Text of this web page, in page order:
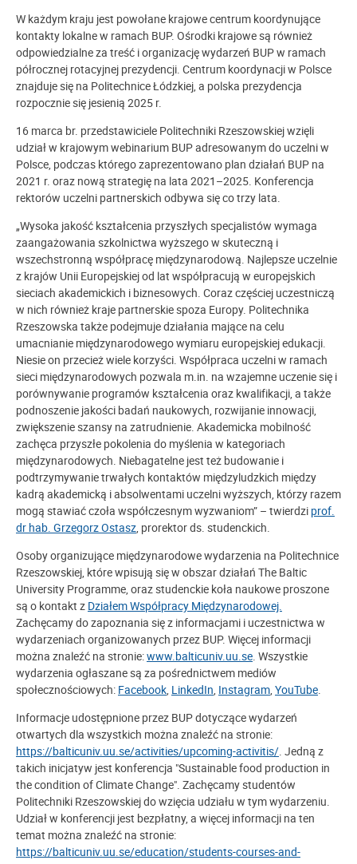
W każdym kraju jest powołane krajowe centrum koordynujące
kontakty lokalne w ramach BUP. Ośrodki krajowe są również
odpowiedzialne za treść i organizację wydarzeń BUP w ramach
półrocznej rotacyjnej prezydencji. Centrum koordynacji w Polsce
znajduje się na Politechnice Łódzkiej, a polska prezydencja
rozpocznie się jesienią 2025 r.
16 marca br. przedstawiciele Politechniki Rzeszowskiej wzięli
udział w krajowym webinarium BUP adresowanym do uczelni w
Polsce, podczas którego zaprezentowano plan działań BUP na
2021 r. oraz nową strategię na lata 2021–2025. Konferencja
rektorów uczelni partnerskich odbywa się co trzy lata.
„Wysoka jakość kształcenia przyszłych specjalistów wymaga
zaangażowania szkolnictwa wyższego w skuteczną i
wszechstronną współpracę międzynarodową. Najlepsze uczelnie
z krajów Unii Europejskiej od lat współpracują w europejskich
sieciach akademickich i biznesowych. Coraz częściej uczestniczą
w nich również kraje partnerskie spoza Europy. Politechnika
Rzeszowska także podejmuje działania mające na celu
umacnianie międzynarodowego wymiaru europejskiej edukacji.
Niesie on przecież wiele korzyści. Współpraca uczelni w ramach
sieci międzynarodowych pozwala m.in. na wzajemne uczenie się i
porównywanie programów kształcenia oraz kwalifikacji, a także
podnoszenie jakości badań naukowych, rozwijanie innowacji,
zwiększenie szansy na zatrudnienie. Akademicka mobilność
zachęca przyszłe pokolenia do myślenia w kategoriach
międzynarodowych. Niebagatelne jest też budowanie i
podtrzymywanie trwałych kontaktów międzyludzkich między
kadrą akademicką i absolwentami uczelni wyższych, którzy razem
mogą stawiać czoła współczesnym wyzwaniom” – twierdzi prof.
dr hab. Grzegorz Ostasz, prorektor ds. studenckich.
Osoby organizujące międzynarodowe wydarzenia na Politechnice
Rzeszowskiej, które wpisują się w obszar działań The Baltic
University Programme, oraz studenckie koła naukowe proszone
są o kontakt z Działem Współpracy Międzynarodowej.
Zachęcamy do zapoznania się z informacjami i uczestnictwa w
wydarzeniach organizowanych przez BUP. Więcej informacji
można znaleźć na stronie:www.balticuniv.uu.se. Wszystkie
wydarzenia ogłaszane są za pośrednictwem mediów
społecznościowych: Facebook, LinkedIn, Instagram, YouTube.
Informacje udostępnione przez BUP dotyczące wydarzeń
otwartych dla wszystkich można znaleźć na stronie:
https://balticuniv.uu.se/activities/upcoming-activitis/. Jedną z
takich inicjatyw jest konferencja "Sustainable food production in
the condition of Climate Change". Zachęcamy studentów
Politechniki Rzeszowskiej do wzięcia udziału w tym wydarzeniu.
Udział w konferencji jest bezpłatny, a więcej informacji na ten
temat można znaleźć na stronie:
https://balticuniv.uu.se/education/students-courses-and-